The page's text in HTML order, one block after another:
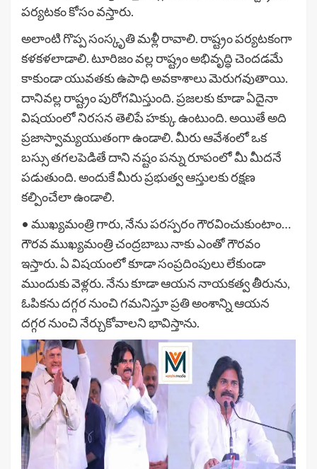
పర్యటకం కోసం వస్తారు.
అలాంటి గొప్ప సంస్కృతి మళ్లీ రావాలి. రాష్ట్రం పర్యటకంగా
కళకళలాడాలి. టూరిజం వల్ల రాష్ట్రం అభివృద్ధి చెందడమే
కాకుండా యువతకు ఉపాధి అవకాశాలు మెరుగవుతాయి.
దానివల్ల రాష్ట్రం పురోగమిస్తుంది. ప్రజలకు కూడా ఏదైనా
విషయంలో నిరసన తెలిపే హక్కు ఉంటుంది. అయితే అది
ప్రజాస్వామ్యయుతంగా ఉండాలి. మీరు ఆవేశంలో ఒక
బస్సు తగలపెడితే దాని నష్టం పన్ను రూపంలో మీ మీదనే
పడుతుంది. అందుకే మీరు ప్రభుత్వ ఆస్తులకు రక్షణ
కల్పించేలా ఉండాలి.
• ముఖ్యమంత్రి గారు, నేను పరస్పరం గౌరవించుకుంటాం…
గౌరవ ముఖ్యమంత్రి చంద్రబాబు నాకు ఎంతో గౌరవం
ఇస్తారు. ఏ విషయంలో కూడా సంప్రదింపులు లేకుండా
ముందుకు వెళ్లరు. నేను కూడా ఆయన నాయకత్వ తీరును,
ఓపికను దగ్గర నుంచి గమనిస్తూ ప్రతి అంశాన్ని ఆయన
దగ్గర నుంచి నేర్చుకోవాలని భావిస్తాను.